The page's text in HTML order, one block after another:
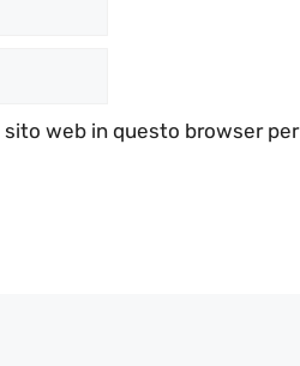
sito web in questo browser